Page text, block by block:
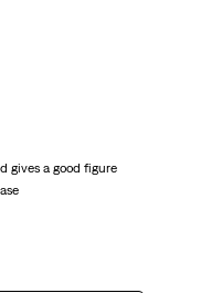
gives a good figure